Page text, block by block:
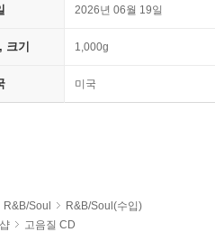
2026년 06월 19일
크기 1,000g
미국
R&B/Soul
R&B/Soul(수입)
고음질 CD